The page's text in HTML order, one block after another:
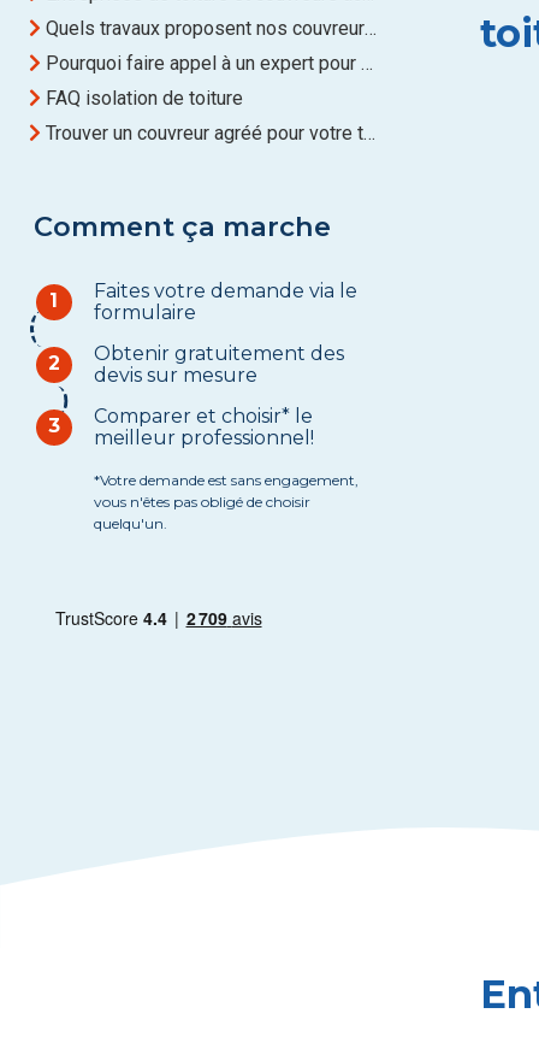
Quels travaux proposent nos couvreurs de toiture à Le roeulx ?
Pourquoi faire appel à un expert pour rénover sa toiture à Le roeulx?
FAQ isolation de toiture
Trouver un couvreur agréé pour votre toiture à Le roeulx
Comment ça marche
1
Faites votre demande via le
formulaire
2
Obtenir gratuitement des
devis sur mesure
3
Comparer et choisir* le
meilleur professionnel!
*Votre demande est sans engagement,
vous n'êtes pas obligé de choisir
quelqu'un.